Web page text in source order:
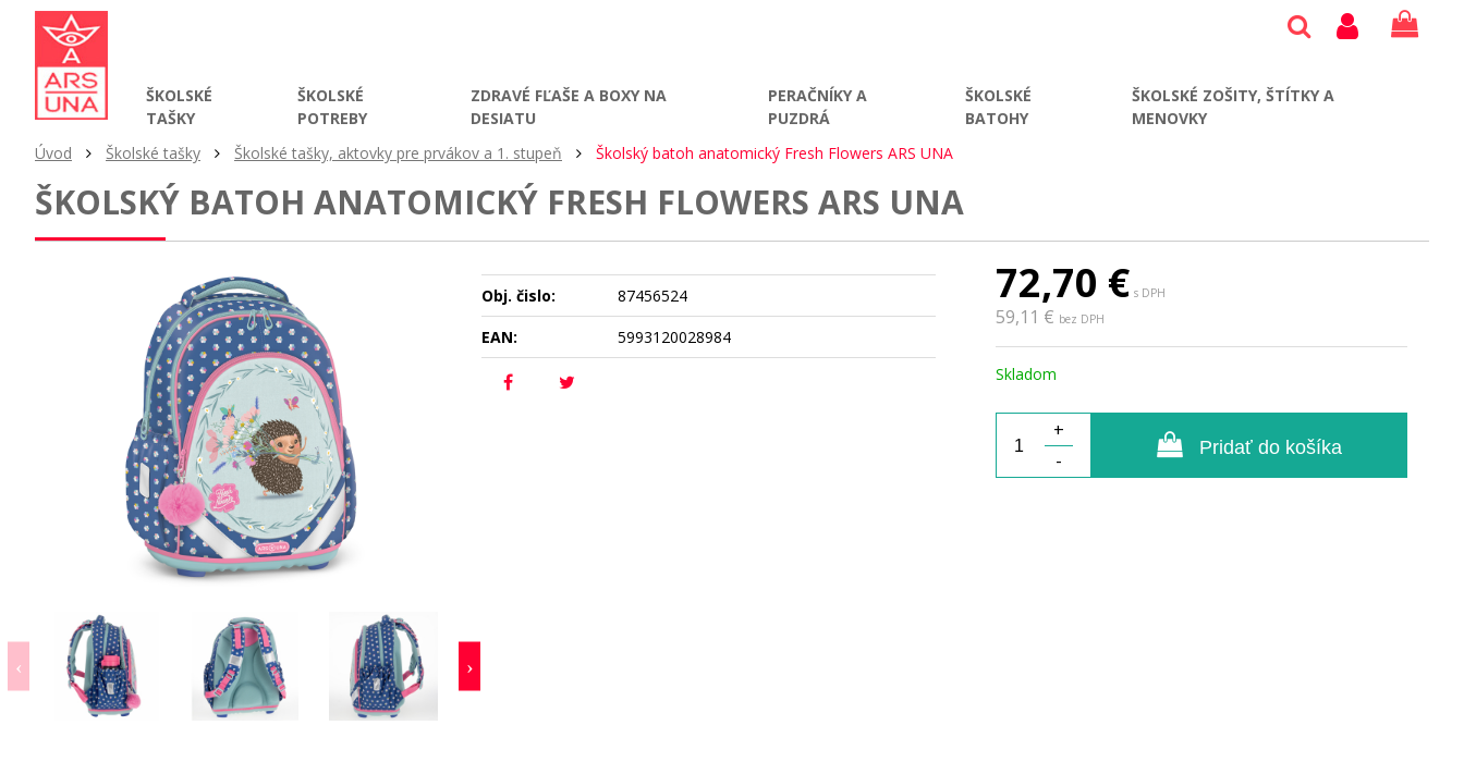
ŠKOLSKÉ
TAŠKY
ŠKOLSKÉ
POTREBY
ZDRAVÉ FĽAŠE A BOXY NA
DESIATU
PERAČNÍKY A
PUZDRÁ
ŠKOLSKÉ
BATOHY
ŠKOLSKÉ ZOŠITY, ŠTÍTKY A
MENOVKY
Úvod
Školské tašky Školské tašky, aktovky pre prvákov a 1. stupeň Školský batoh anatomický Fresh Flowers ARS UNA
ŠKOLSKÝ BATOH ANATOMICKÝ FRESH FLOWERS ARS UNA
72,70 € s DPH
59,11 € bez DPH
Skladom
+
-
Pridať do košíka
Obj. čislo:
87456524
EAN:
5993120028984